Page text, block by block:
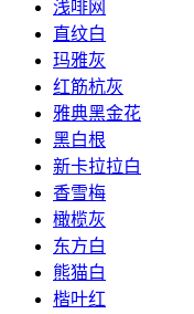
浅啡网
直纹白
玛雅灰
红筋杭灰
雅典黑金花
黑白根
新卡拉拉白
香雪梅
橄榄灰
东方白
熊猫白
楷叶红